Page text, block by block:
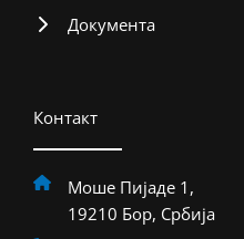
Документа
Контакт
Моше Пијаде 1,
19210 Бор, Србија